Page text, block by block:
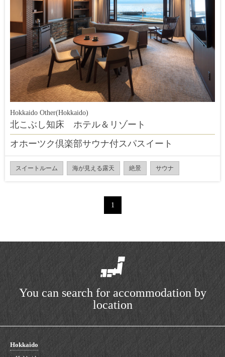
Hokkaido Other(Hokkaido)
北こぶし知床 ホテル＆リゾート
オホーツク倶楽部サウナ付スパスイート
スイートルーム 海が見える露天 絶景 サウナ
1
You can search for accommodation by
location
Hokkaido